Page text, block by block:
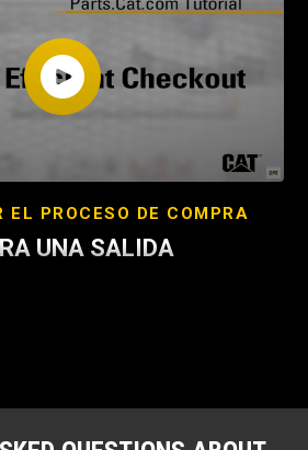
EL PROCESO DE COMPRA
UNA SALIDA
información cada vez que haga